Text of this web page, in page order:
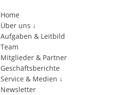
Home
Über uns ↓
Aufgaben & Leitbild
Team
Mitglieder & Partner
Geschäftsberichte
Service & Medien ↓
Newsletter